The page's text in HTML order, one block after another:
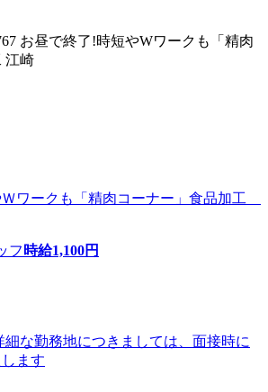
お昼で終了!時短やWワークも「精肉
江崎
ワークも「精肉コーナー」食品加工
フ 時給1,100円
細な勤務地につきましては、面接時に
ます